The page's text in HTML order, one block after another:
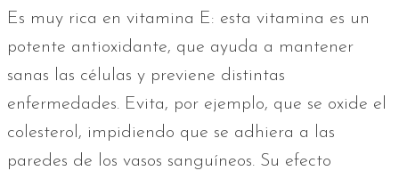
Es muy rica en vitamina E: esta vitamina es un
potente antioxidante, que ayuda a mantener
sanas las células y previene distintas
enfermedades. Evita, por ejemplo, que se oxide el
colesterol, impidiendo que se adhiera a las
paredes de los vasos sanguíneos. Su efecto